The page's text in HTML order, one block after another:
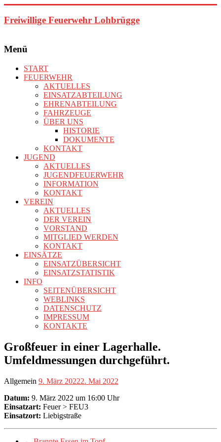
Inhalt
springen
Freiwillige Feuerwehr Lohbrügge
Menü
START
FEUERWEHR
AKTUELLES
EINSATZABTEILUNG
EHRENABTEILUNG
FAHRZEUGE
ÜBER UNS
HISTORIE
DOKUMENTE
KONTAKT
JUGEND
AKTUELLES
JUGENDFEUERWEHR
INFORMATION
KONTAKT
VEREIN
AKTUELLES
DER VEREIN
VORSTAND
MITGLIED WERDEN
KONTAKT
EINSÄTZE
EINSATZÜBERSICHT
EINSATZSTATISTIK
INFO
SEITENÜBERSICHT
WEBLINKS
DATENSCHUTZ
IMPRESSUM
KONTAKTE
Großfeuer in einer Lagerhalle.
Umfeldmessungen durchgeführt.
Allgemein 9. März 20222. Mai 2022
Datum: 9. März 2022 um 16:00 Uhr
Einsatzart: Feuer > FEU3
Einsatzort: Liebigstraße